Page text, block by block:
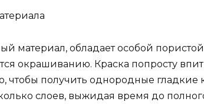
материал, обладает особой пористой
окрашиванию. Краска попросту
чтобы получить однородные
слоев, выжидая время до